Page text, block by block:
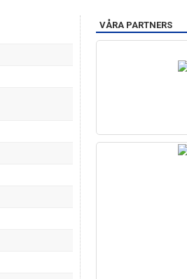
VÅRA PARTNERS